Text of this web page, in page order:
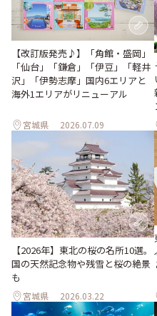
【改訂版発売♪】「角館・盛岡」
「仙台」「鎌倉」「伊豆」「軽井
沢」「伊勢志摩」国内6エリアと
海外1エリアがリニューアル
宮城県 2026.07.09
【2026年】東北の桜の名所10選。
国の天然記念物や残雪と桜の絶景
も
宮城県 2026.03.22